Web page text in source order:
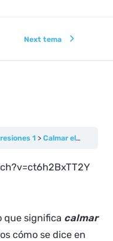
Next tema
1 Calmar el dolor
que significa calmar
cómo se dice en